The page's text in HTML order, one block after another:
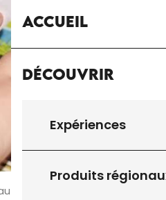
Accueil
Découvrir
Expériences
Produits